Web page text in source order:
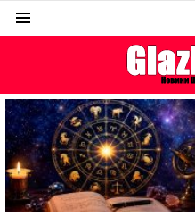
ОСТАННІ
СТАТТІ